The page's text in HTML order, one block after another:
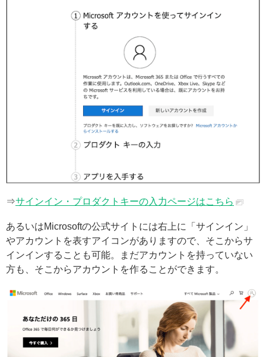
⇒サインイン・プロダクトキーの入力ページはこちら
あるいはMicrosoftの公式サイトには右上に「サインイン」
やアカウントを表すアイコンがありますので、そこからサ
インインすることも可能。まだアカウントを持っていない
方も、そこからアカウントを作ることができます。